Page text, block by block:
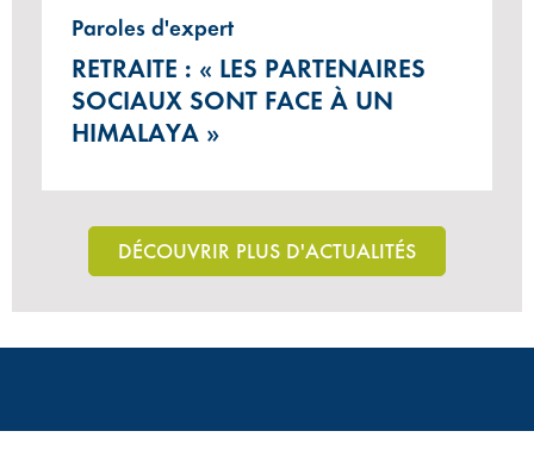
Paroles d'expert
RETRAITE : « LES PARTENAIRES
SOCIAUX SONT FACE À UN
HIMALAYA »
DÉCOUVRIR PLUS D'ACTUALITÉS